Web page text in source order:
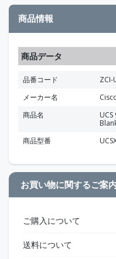
商品情報
商品データ
品番コード
ZCI-
メーカー名
商品名
商品型番
お買い物に関するご案内
ご購入について
送料について